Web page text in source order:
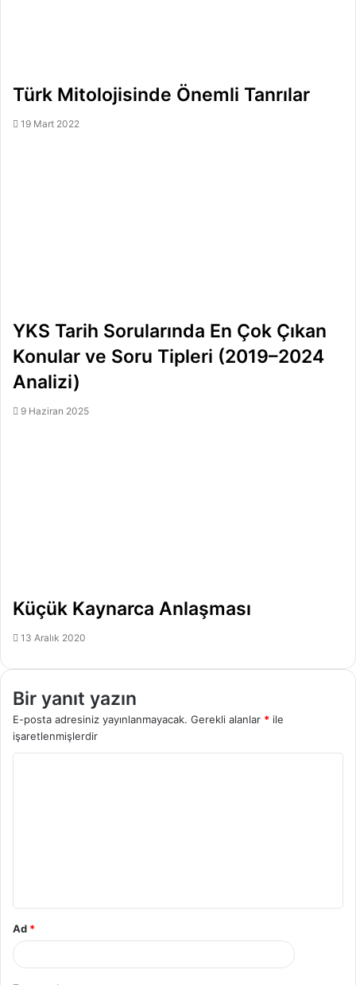
Türk Mitolojisinde Önemli Tanrılar
19 Mart 2022
YKS Tarih Sorularında En Çok Çıkan
Konular ve Soru Tipleri (2019–2024
Analizi)
9 Haziran 2025
Küçük Kaynarca Anlaşması
13 Aralık 2020
Bir yanıt yazın
E-posta adresiniz yayınlanmayacak. Gerekli alanlar * ile
işaretlenmişlerdir
Ad *